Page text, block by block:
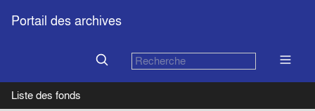
Portail des archives
Liste des fonds